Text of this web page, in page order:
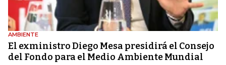
AMBIENTE
El exministro Diego Mesa presidirá el Consejo
del Fondo para el Medio Ambiente Mundial